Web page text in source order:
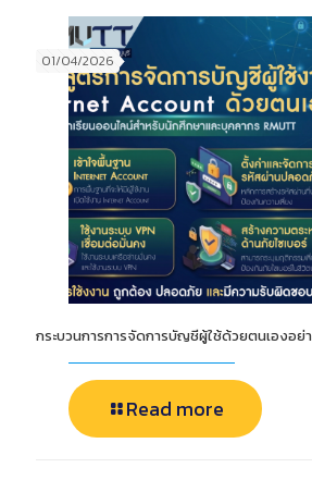
01/04/2026
กระบวนการการจัดการบัญชีผู้ใช้ด้วยตนเองอ
Read more